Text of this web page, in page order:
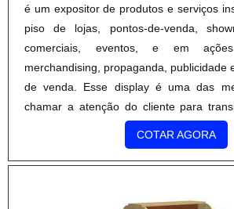
é um expositor de produtos e serviços
piso de lojas, pontos-de-venda,
comerciais, eventos, e em
merchandising, propaganda, publicidade
de venda. Esse display é uma das
chamar a atenção do cliente para
que se deseja. Existem várias
COTAR AGORA